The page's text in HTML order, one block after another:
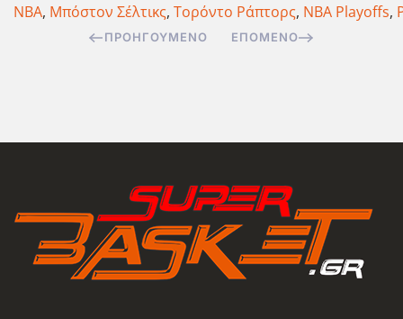
NBA, Μπόστον Σέλτικς, Τορόντο Ράπτορς, NBA Playoffs,
ΠΡΟΗΓΟΎΜΕΝΟ ΕΠΌΜΕΝΟ